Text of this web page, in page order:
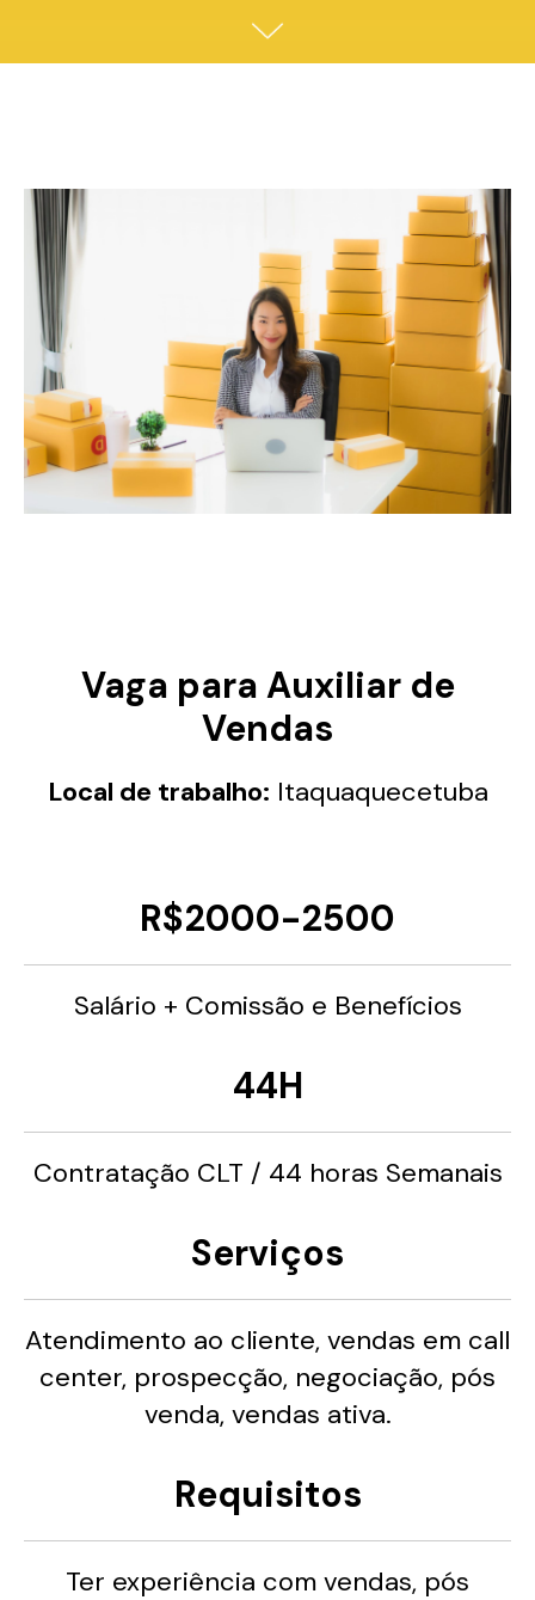
Vaga para Auxiliar de
Vendas
Local de trabalho: Itaquaquecetuba
R$2000-2500
Salário + Comissão e Benefícios
44H
Contratação CLT / 44 horas Semanais
Serviços
Atendimento ao cliente, vendas em call
center, prospecção, negociação, pós
venda, vendas ativa.
Requisitos
Ter experiência com vendas, pós